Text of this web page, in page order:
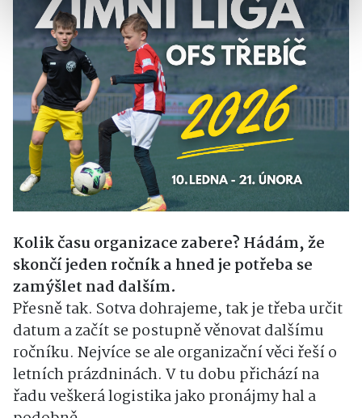
Kolik času organizace zabere? Hádám, že
skončí jeden ročník a hned je potřeba se
zamýšlet nad dalším.
Přesně tak. Sotva dohrajeme, tak je třeba určit
datum a začít se postupně věnovat dalšímu
ročníku. Nejvíce se ale organizační věci řeší o
letních prázdninách. V tu dobu přichází na
řadu veškerá logistika jako pronájmy hal a